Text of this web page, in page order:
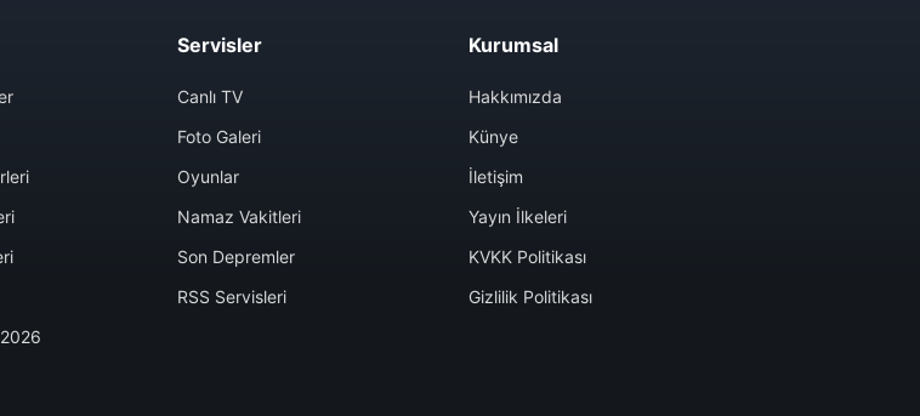
Servisler
Canlı TV
Foto Galeri
Oyunlar
Namaz Vakitleri
Son Depremler
RSS Servisleri
Kurumsal
Hakkımızda
Künye
İletişim
Yayın İlkeleri
KVKK Politikası
Gizlilik Politikası